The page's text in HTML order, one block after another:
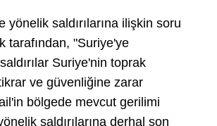
yönelik saldırılarına ilişkin soru
tarafından, "Suriye'ye
Suriye'nin toprak
ve güvenliğine zarar
bölgede mevcut gerilimi
saldırılarına derhal son